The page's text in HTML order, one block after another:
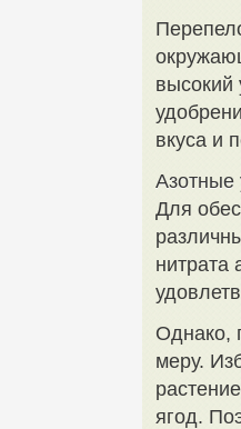
высокий
вкуса и
Азотные
Для
нитрата
Однако,
меру.
ягод.